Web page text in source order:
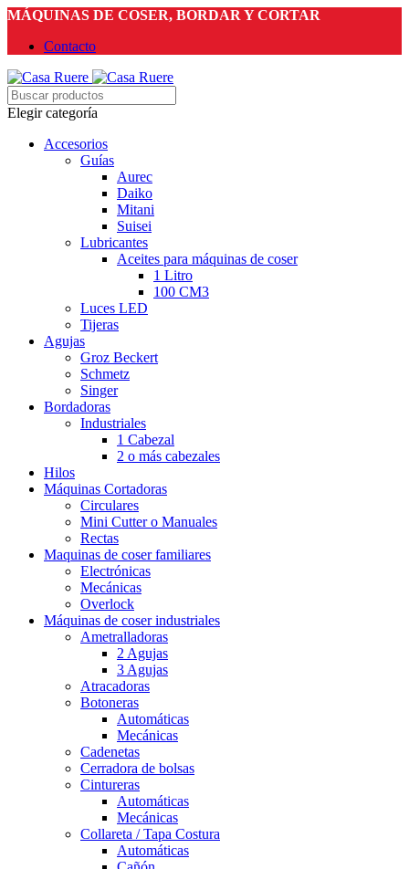
MÁQUINAS DE COSER, BORDAR Y CORTAR
Contacto
Elegir categoría
Accesorios
Guías
Aurec
Daiko
Mitani
Suisei
Lubricantes
Aceites para máquinas de coser
1 Litro
100 CM3
Luces LED
Tijeras
Agujas
Groz Beckert
Schmetz
Singer
Bordadoras
Industriales
1 Cabezal
2 o más cabezales
Hilos
Máquinas Cortadoras
Circulares
Mini Cutter o Manuales
Rectas
Maquinas de coser familiares
Electrónicas
Mecánicas
Overlock
Máquinas de coser industriales
Ametralladoras
2 Agujas
3 Agujas
Atracadoras
Botoneras
Automáticas
Mecánicas
Cadenetas
Cerradora de bolsas
Cintureras
Automáticas
Mecánicas
Collareta / Tapa Costura
Automáticas